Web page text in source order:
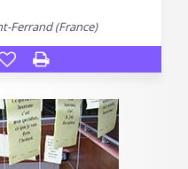
Ferrand (France)